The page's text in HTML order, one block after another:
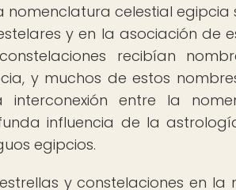
nomenclatura celestial
y en la asociación de
recibían
y muchos de estos
interconexión entre la
influencia de la
egipcios.
y constelaciones en